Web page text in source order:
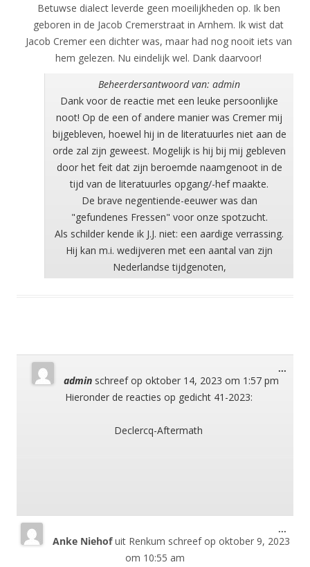
Betuwse dialect leverde geen moeilijkheden op. Ik ben
geboren in de Jacob Cremerstraat in Arnhem. Ik wist dat
Jacob Cremer een dichter was, maar had nog nooit iets van
hem gelezen. Nu eindelijk wel. Dank daarvoor!
Beheerdersantwoord van: admin
Dank voor de reactie met een leuke persoonlijke
noot! Op de een of andere manier was Cremer mij
bijgebleven, hoewel hij in de literatuurles niet aan de
orde zal zijn geweest. Mogelijk is hij bij mij gebleven
door het feit dat zijn beroemde naamgenoot in de
tijd van de literatuurles opgang/-hef maakte.
De brave negentiende-eeuwer was dan
"gefundenes Fressen" voor onze spotzucht.
Als schilder kende ik J.J. niet: een aardige verrassing.
Hij kan m.i. wedijveren met een aantal van zijn
Nederlandse tijdgenoten,
admin schreef op oktober 14, 2023 om 1:57 pm
Hieronder de reacties op gedicht 41-2023:
Declercq-Aftermath
...
Anke Niehofuit Renkum schreef op oktober 9, 2023
om 10:55 am
...
deze